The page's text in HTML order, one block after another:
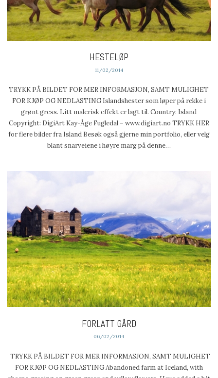
HESTELØP
11/02/2014
TRYKK PÅ BILDET FOR MER INFORMASJON, SAMT MULIGHET
FOR KJØP OG NEDLASTING Islandshester som løper på rekke i
grønt gress. Litt malerisk effekt er lagt til. Country: Island
Copyright: DigiArt Kay-Åge Fugledal – www.digiart.no TRYKK HER
for flere bilder fra Island Besøk også gjerne min portfolio, eller velg
blant snarveiene i høyre marg på denne…
FORLATT GÅRD
06/02/2014
TRYKK PÅ BILDET FOR MER INFORMASJON, SAMT MULIGHET
FOR KJØP OG NEDLASTING Abandoned farm at Iceland, with